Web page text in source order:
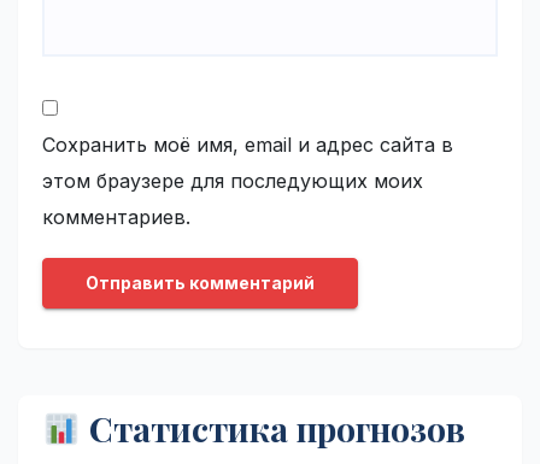
Сохранить моё имя, email и адрес сайта в
этом браузере для последующих моих
комментариев.
Статистика прогнозов